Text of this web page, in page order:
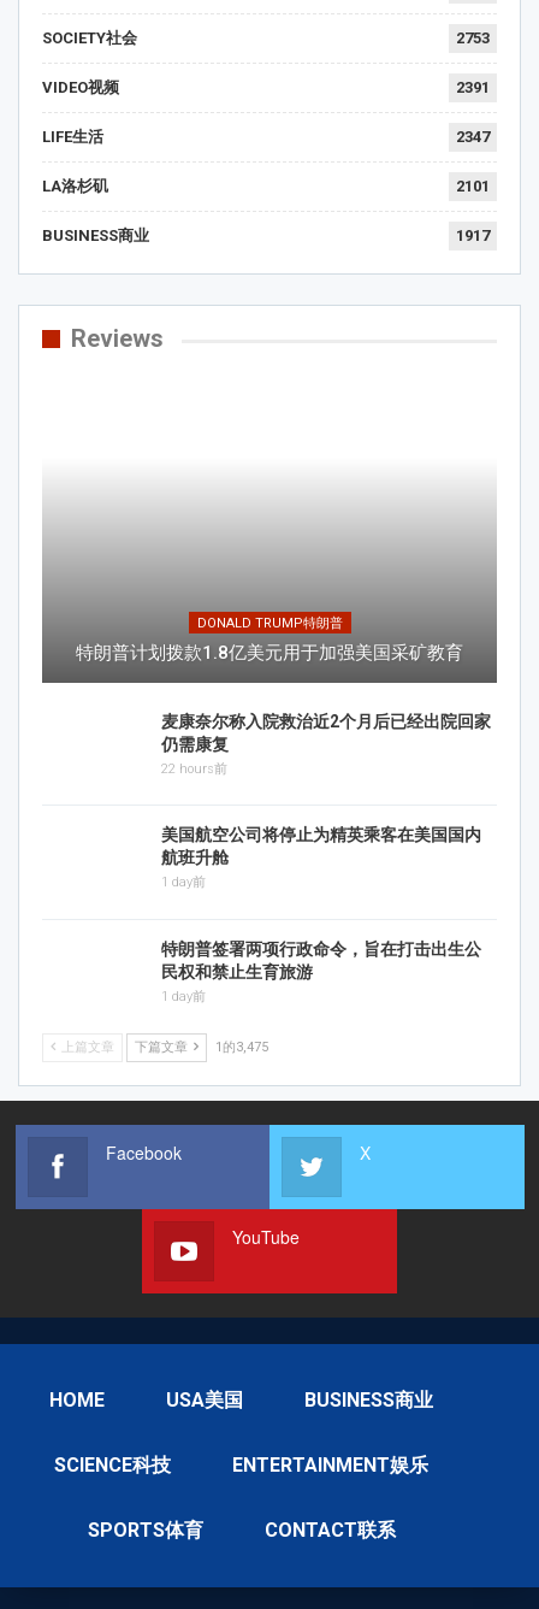
SOCIETY社会 2753
VIDEO视频 2391
LIFE生活 2347
LA洛杉矶 2101
BUSINESS商业 1917
Reviews
DONALD TRUMP特朗普
特朗普计划拨款1.8亿美元用于加强美国采矿教育
麦康奈尔称入院救治近2个月后已经出院回家
仍需康复
22 hours前
美国航空公司将停止为精英乘客在美国国内
航班升舱
1 day前
特朗普签署两项行政命令，旨在打击出生公
民权和禁止生育旅游
1 day前
上篇文章 下篇文章 1的3,475
Facebook X
YouTube
HOME USA美国 BUSINESS商业
SCIENCE科技 ENTERTAINMENT娱乐
SPORTS体育 CONTACT联系